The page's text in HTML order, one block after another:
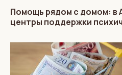
Помощь рядом с домом: в
центры поддержки